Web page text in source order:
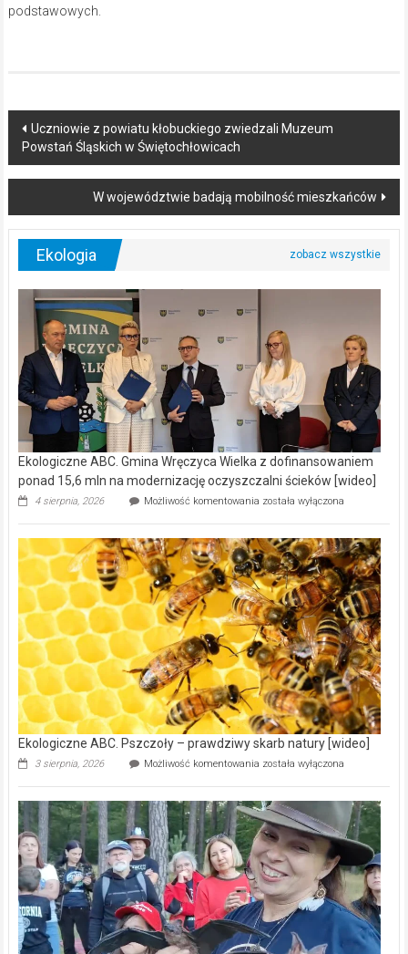
podstawowych.
Post
navigation
Uczniowie z powiatu kłobuckiego zwiedzali Muzeum
Powstań Śląskich w Świętochłowicach
W województwie badają mobilność mieszkańców
Ekologia
Ekologiczne ABC. Gmina Wręczyca Wielka z dofinansowaniem
ponad 15,6 mln na modernizację oczyszczalni ścieków [wideo]
4 sierpnia, 2026 Możliwość komentowania Ekologiczne
Wręczyca
Wielka
z
dofinansowaniem
ponad
15,6
mln
na
modernizację
oczyszczalni
ścieków
[wideo]
została wyłączona
Ekologiczne ABC. Pszczoły – prawdziwy skarb natury [wideo]
3 sierpnia, 2026 Możliwość komentowania Ekologiczne
–
prawdziwy
skarb
natury
[wideo]
została wyłączona